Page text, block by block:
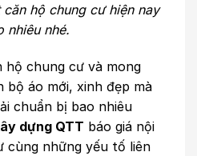
hộ chung cư hiện nay
nhiêu nhé.
hộ chung cư và mong
bộ áo mới, xinh đẹp mà
chuẩn bị bao nhiêu
dựng QTT báo giá nội
cùng những yếu tố liên